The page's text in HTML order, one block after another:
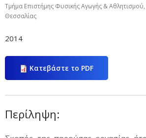
Τμήμα Επιστήμης Φυσικής Αγωγής & Αθλητισμού,
Θεσσαλίας
2014
Κατεβάστε το PDF
Περίληψη: